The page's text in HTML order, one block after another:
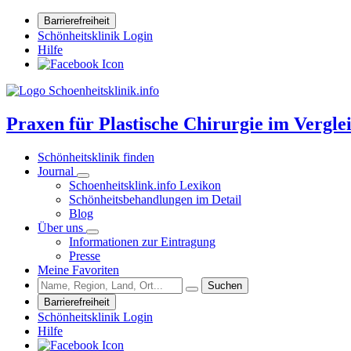
Barrierefreiheit
Schönheitsklinik Login
Hilfe
Praxen für Plastische Chirurgie im
Schönheitsklinik finden
Journal
Schoenheitsklink.info Lexikon
Schönheitsbehandlungen im Detail
Blog
Über uns
Informationen zur Eintragung
Presse
Meine Favoriten
Suchen
Barrierefreiheit
Schönheitsklinik Login
Hilfe